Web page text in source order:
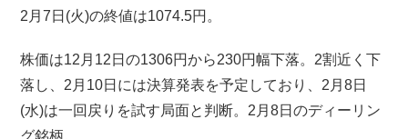
2月7日(火)の終値は1074.5円。
株価は12月12日の1306円から230円幅下落。2割近く下
落し、2月10日には決算発表を予定しており、2月8日
(水)は一回戻りを試す局面と判断。2月8日のディーリン
グ銘柄。